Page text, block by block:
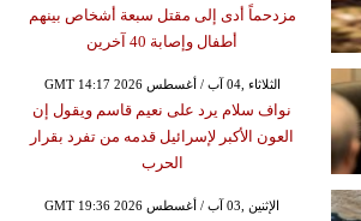
مزدحماً أدى إلى مقتل سبعة أشخاص بينهم
أطفال وإصابة 40 آخرين
GMT 14:17 2026 الثلاثاء ,04 آب / أغسطس
نواف سلام يرد على نعيم قاسم ويقول إن
العون الأكبر لإسرائيل قدمه من تفرد بقرار
الحرب
GMT 19:36 2026 الإثنين ,03 آب / أغسطس